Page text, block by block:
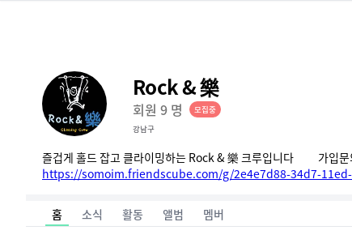
Rock & 樂
회원 9 명
모집중
강남구
https://somoim.friendscube.com/g/2e4e7d88-34d7-
홈 소식 활동 앨범 멤버